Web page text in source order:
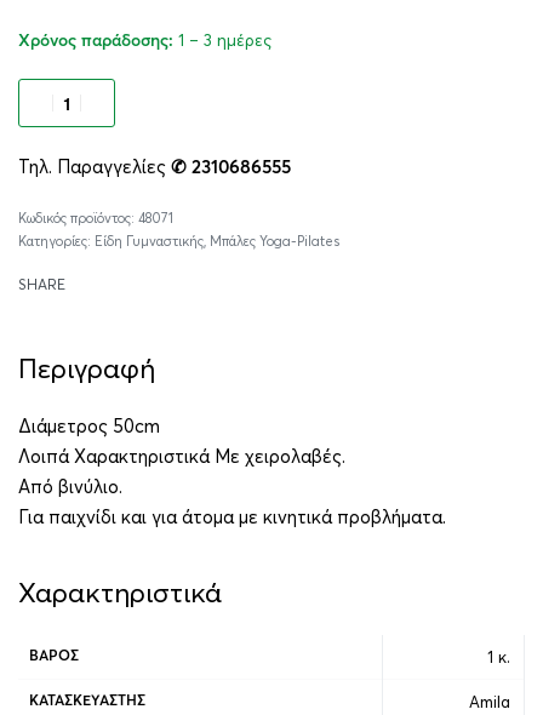
Χρόνος παράδοσης: 1 – 3 ημέρες
Τηλ. Παραγγελίες ✆ 2310686555
48071
Κατηγορίες: Είδη Γυμναστικής, Μπάλες Yoga-Pilates
SHARE
Περιγραφή
Διάμετρος 50cm
Λοιπά Χαρακτηριστικά Με χειρολαβές.
Από βινύλιο.
Για παιχνίδι και για άτομα με κινητικά προβλήματα.
Χαρακτηριστικά
ΒΆΡΟΣ 1 κ.
ΚΑΤΑΣΚΕΥΑΣΤΉΣ Amila